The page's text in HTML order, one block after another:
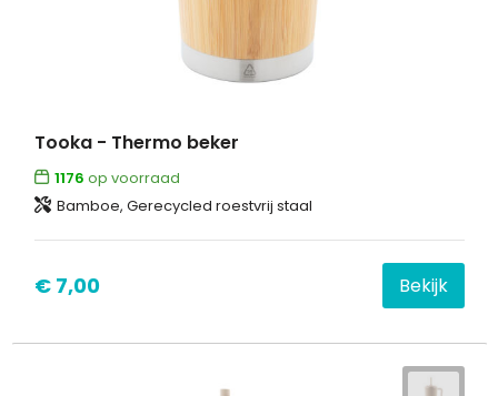
Tooka - Thermo beker
1176 op voorraad
Bamboe, Gerecycled roestvrij staal
€ 7,00 Bekijk